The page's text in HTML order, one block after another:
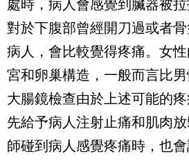
處時，病人會感覺到臟器被拉
對於下腹部曾經開刀過或者
病人，會比較覺得疼痛。女
宮和卵巢構造，一般而言比男
大腸鏡檢查由於上述可能的
先給予病人注射止痛和肌肉
師碰到病人感覺疼痛時，也